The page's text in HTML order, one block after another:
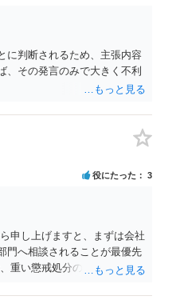
に判断されるため、主張内容
、その発言のみで大きく不利
役にたった 3
申し上げますと、まずは会社
門へ相談されることが最優先
重い懲戒処分の対象には十分
いは、懲戒があったことを社